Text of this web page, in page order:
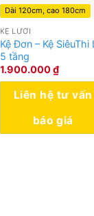
KỆ LƯỚI
Kệ Đơn – Kệ SiêuThi
5 tầng
1.900.000₫
Dài 120cm, cao 180cm
Liên hệ tư vấn
báo giá